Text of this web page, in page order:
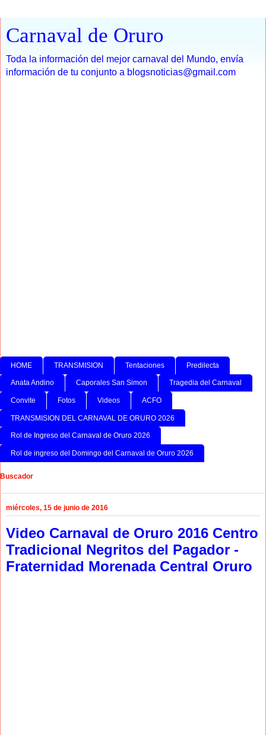
Carnaval de Oruro
Toda la información del mejor carnaval del Mundo, envía
información de tu conjunto a blogsnoticias@gmail.com
HOME TRANSMISION Tentaciones Predilecta
Anata Andino Caporales San Simon Tragedia del Carnaval
Convite Fotos Videos ACFO
TRANSMISION DEL CARNAVAL DE ORURO 2026
Rol de Ingreso del Carnaval de Oruro 2026
Rol de ingreso del Domingo del Carnaval de Oruro 2026
Buscador
miércoles, 15 de junio de 2016
Video Carnaval de Oruro 2016 Centro
Tradicional Negritos del Pagador -
Fraternidad Morenada Central Oruro